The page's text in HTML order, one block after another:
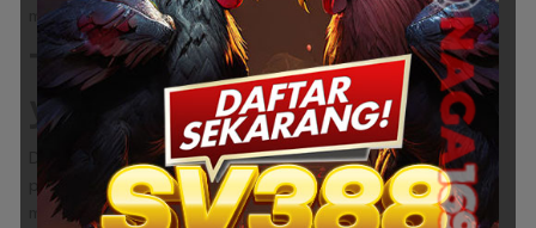
menular ini.
Tanda dan Gejala Klinis
yang Harus Diwaspadai
Deteksi dini masalah kesehatan pada unggas dimulai dari
pengamatan perubahan perilaku dan gejala klinis yang
muncul. Peternak perlu memahami pola normal aktivitas